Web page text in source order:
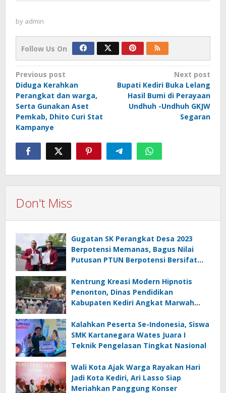
by admin
Follow Us On
Post
navigation
Previous post
Diduga Kerahkan
Perangkat dan warga,
Serta Gunakan Aset
Pemkab, Dhito Curi Stat
Kampanye
Next post
Bupati Kediri Buka Lelang
Hasil Bumi di Perayaan
Undhuh -Undhuh GKJW
Segaran
Don't Miss
Gugatan SK Perangkat Desa 2023
Berpotensi Memanas, Bagus Nilai
Putusan PTUN Berpotensi Bersifat
Kentrung Kreasi Modern Hipnotis
Penonton, Dinas Pendidikan
Kabupaten Kediri Angkat Marwah
Kalahkan Peserta Se-Indonesia, Siswa
SMK Kartanegara Wates Juara I
Teknik Pengelasan Tingkat Nasional
Wali Kota Ajak Warga Rayakan Hari
Jadi Kota Kediri, Ari Lasso Siap
Meriahkan Panggung Konser